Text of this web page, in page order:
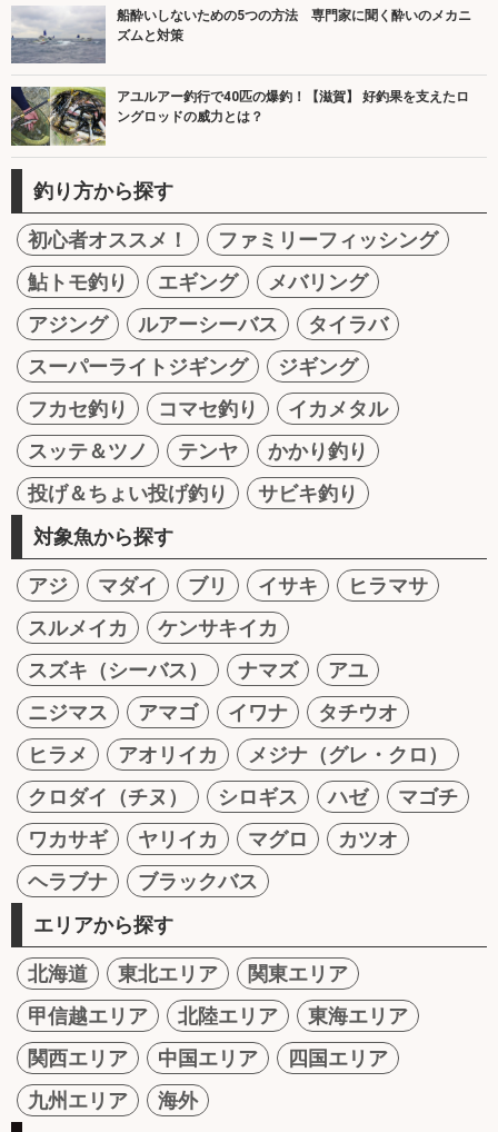
船酔いしないための5つの方法 専門家に聞く酔いのメカニ
ズムと対策
アユルアー釣行で40匹の爆釣！【滋賀】 好釣果を支えたロ
ングロッドの威力とは？
釣り方から探す
初心者オススメ！
ファミリーフィッシング
鮎トモ釣り
エギング
メバリング
アジング
ルアーシーバス
タイラバ
スーパーライトジギング
ジギング
フカセ釣り
コマセ釣り
イカメタル
スッテ＆ツノ
テンヤ
かかり釣り
投げ＆ちょい投げ釣り
サビキ釣り
対象魚から探す
アジ マダイ ブリ イサキ
ヒラマサ
スルメイカ
ケンサキイカ
スズキ（シーバス）
ナマズ
アユ
ニジマス
アマゴ イワナ
タチウオ
ヒラメ
アオリイカ
メジナ（グレ・クロ）
クロダイ（チヌ）
シロギス ハゼ
マゴチ
ワカサギ
ヤリイカ マグロ
カツオ
ヘラブナ
ブラックバス
エリアから探す
北海道 東北エリア
関東エリア
甲信越エリア
北陸エリア
東海エリア
関西エリア
中国エリア
四国エリア
九州エリア
海外